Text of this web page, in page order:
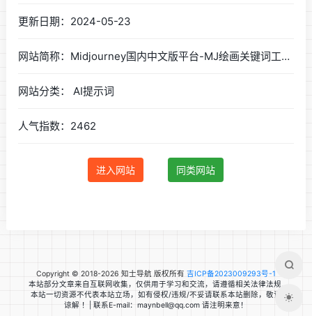
更新日期：2024-05-23
网站简称：Midjourney国内中文版平台-MJ绘画关键词工具-B族智能
网站分类： AI提示词
人气指数：2462
进入网站 同类网站
Copyright © 2018-2026 知士导航 版权所有 吉ICP备2023009293号-1
本站部分文章来自互联网收集，仅供用于学习和交流，请遵循相关法律法规.
本站一切资源不代表本站立场，如有侵权/违规/不妥请联系本站删除，敬请
谅解 ！| 联系E-mail：maynbell@qq.com 请注明来意！